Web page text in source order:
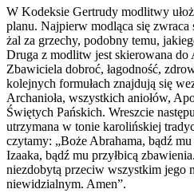
W Kodeksie Gertrudy modlitwy
planu. Najpierw modląca się zwraca
żal za grzechy, podobny temu,
Druga z modlitw jest skierowana do
Zbawiciela dobroć, łagodność,
kolejnych formułach znajdują się
Archanioła, wszystkich aniołów,
Świętych Pańskich. Wreszcie
utrzymana w tonie karolińskiej
czytamy: „Boże Abrahama, bądź
Izaaka, bądź mu przyłbicą
niezdobytą przeciw wszystkim jego
niewidzialnym. Amen”.